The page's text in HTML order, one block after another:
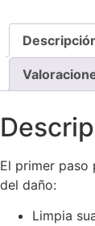
El primer paso
del daño:
Limpia